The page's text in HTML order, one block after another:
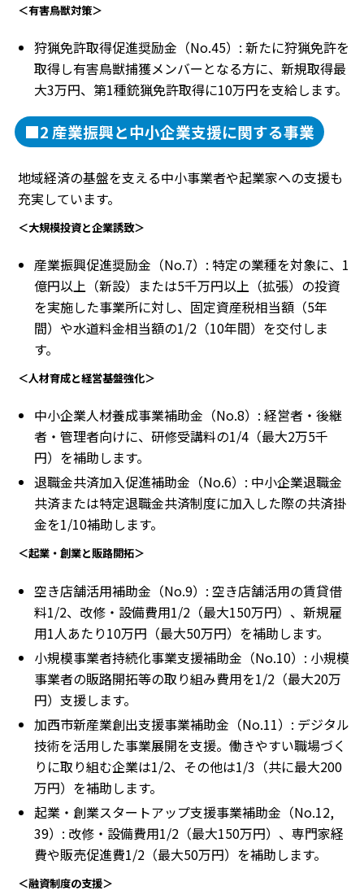
＜有害鳥獣対策＞
狩猟免許取得促進奨励金（No.45）: 新たに狩猟免許を
取得し有害鳥獣捕獲メンバーとなる方に、新規取得最
大3万円、第1種銃猟免許取得に10万円を支給します。
■2 産業振興と中小企業支援に関する事業
地域経済の基盤を支える中小事業者や起業家への支援も
充実しています。
＜大規模投資と企業誘致＞
産業振興促進奨励金（No.7）: 特定の業種を対象に、1
億円以上（新設）または5千万円以上（拡張）の投資
を実施した事業所に対し、固定資産税相当額（5年
間）や水道料金相当額の1/2（10年間）を交付しま
す。
＜人材育成と経営基盤強化＞
中小企業人材養成事業補助金（No.8）: 経営者・後継
者・管理者向けに、研修受講料の1/4（最大2万5千
円）を補助します。
退職金共済加入促進補助金（No.6）: 中小企業退職金
共済または特定退職金共済制度に加入した際の共済掛
金を1/10補助します。
＜起業・創業と販路開拓＞
空き店舗活用補助金（No.9）: 空き店舗活用の賃貸借
料1/2、改修・設備費用1/2（最大150万円）、新規雇
用1人あたり10万円（最大50万円）を補助します。
小規模事業者持続化事業支援補助金（No.10）: 小規模
事業者の販路開拓等の取り組み費用を1/2（最大20万
円）支援します。
加西市新産業創出支援事業補助金（No.11）: デジタル
技術を活用した事業展開を支援。働きやすい職場づく
りに取り組む企業は1/2、その他は1/3（共に最大200
万円）を補助します。
起業・創業スタートアップ支援事業補助金（No.12,
39）: 改修・設備費用1/2（最大150万円）、専門家経
費や販売促進費1/2（最大50万円）を補助します。
＜融資制度の支援＞